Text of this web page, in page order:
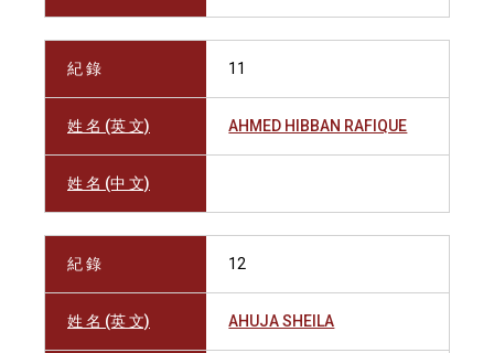
紀 錄 11
姓 名 (英 文) AHMED HIBBAN RAFIQUE
姓 名 (中 文)
紀 錄 12
姓 名 (英 文) AHUJA SHEILA